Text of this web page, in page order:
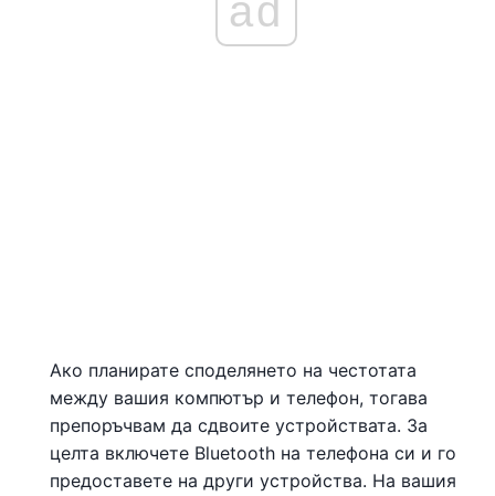
ad
Ако планирате споделянето на честотата
между вашия компютър и телефон, тогава
препоръчвам да сдвоите устройствата. За
целта включете Bluetooth на телефона си и го
предоставете на други устройства. На вашия